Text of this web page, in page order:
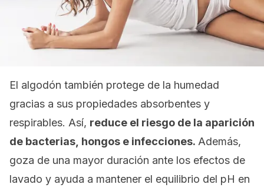
El algodón también protege de la humedad
gracias a sus propiedades absorbentes y
respirables. Así, reduce el riesgo de la aparición
de bacterias, hongos e infecciones. Además,
goza de una mayor duración ante los efectos de
lavado y ayuda a mantener el equilibrio del pH en